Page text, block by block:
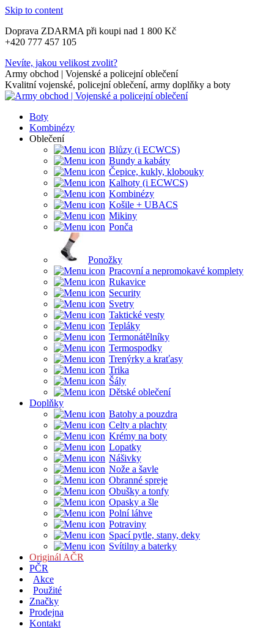
Skip to content
Doprava ZDARMA při koupi nad 1 800 Kč
+420 777 457 105
Nevíte, jakou velikost zvolit?
Army obchod | Vojenské a policejní oblečení
Kvalitní vojenské, policejní oblečení, army doplňky a boty
Boty
Kombinézy
Oblečení
Blůzy (i ECWCS)
Bundy a kabáty
Čepice, kukly, klobouky
Kalhoty (i ECWCS)
Kombinézy
Košile + UBACS
Mikiny
Ponča
Ponožky
Pracovní a nepromokavé komplety
Rukavice
Security
Svetry
Taktické vesty
Tepláky
Termonátělníky
Termospodky
Trenýrky a kraťasy
Trika
Šály
Dětské oblečení
Doplňky
Batohy a pouzdra
Celty a plachty
Krémy na boty
Lopatky
Nášivky
Nože a šavle
Obranné spreje
Obušky a tonfy
Opasky a šle
Polní láhve
Potraviny
Spací pytle, stany, deky
Svítilny a baterky
Originál AČR
PČR
Akce
Použité
Značky
Prodejna
Kontakt